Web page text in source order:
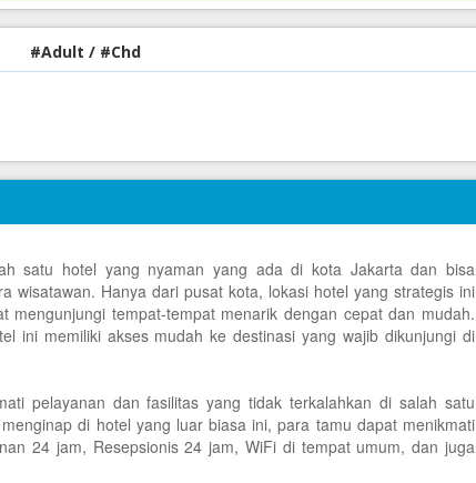
#Adult / #Chd
satu hotel yang nyaman yang ada di kota Jakarta dan bisa
wisatawan. Hanya dari pusat kota, lokasi hotel yang strategis ini
mengunjungi tempat-tempat menarik dengan cepat dan mudah.
ini memiliki akses mudah ke destinasi yang wajib dikunjungi di
pelayanan dan fasilitas yang tidak terkalahkan di salah satu
di hotel yang luar biasa ini, para tamu dapat menikmati
24 jam, Resepsionis 24 jam, WiFi di tempat umum, dan juga